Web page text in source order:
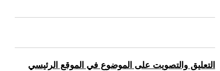
التعليق والتصويت على الموضوع في الموقع الرئيسي